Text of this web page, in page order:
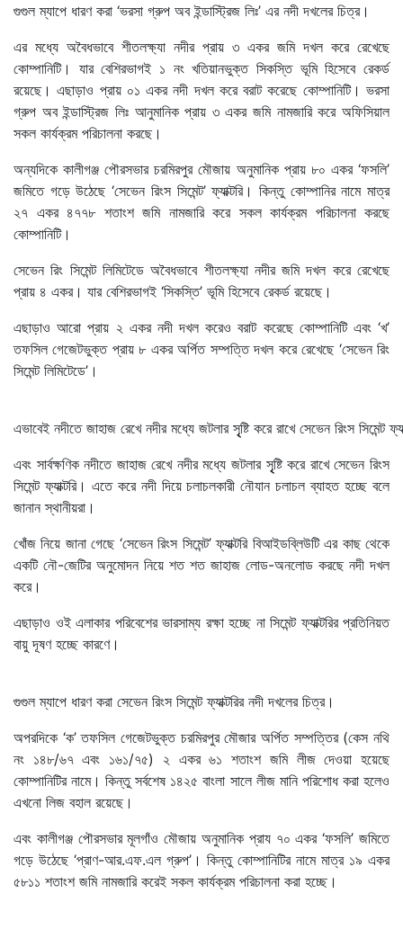
গুগুল ম্যাপে ধারণ করা ‘ভরসা গ্রুপ অব ইন্ডাস্ট্রিজ লিঃ’ এর নদী দখলের চিত্র।
এর মধ্যে অবৈধভাবে শীতলক্ষ্যা নদীর প্রায় ৩ একর জমি দখল করে রেখেছে
কোম্পানিটি। যার বেশিরভাগই ১ নং খতিয়ানভুক্ত সিকস্তি ভূমি হিসেবে রেকর্ড
রয়েছে। এছাড়াও প্রায় ০১ একর নদী দখল করে বরাট করেছে কোম্পানিটি। ভরসা
গ্রুপ অব ইন্ডাস্ট্রিজ লিঃ আনুমানিক প্রায় ৩ একর জমি নামজারি করে অফিসিয়াল
সকল কার্যক্রম পরিচালনা করছে।
অন্যদিকে কালীগঞ্জ পৌরসভার চরমিরপুর মৌজায় অনুমানিক প্রায় ৮০ একর ‘ফসলি’
জমিতে গড়ে উঠেছে ‘সেভেন রিংস সিমেন্ট’ ফ্যাক্টরি। কিন্তু কোম্পানির নামে মাত্র
২৭ একর ৪৭৭৮ শতাংশ জমি নামজারি করে সকল কার্যক্রম পরিচালনা করছে
কোম্পানিটি।
সেভেন রিং সিমেন্ট লিমিটেডে অবৈধভাবে শীতলক্ষ্যা নদীর জমি দখল করে রেখেছে
প্রায় ৪ একর। যার বেশিরভাগই ‘সিকস্তি’ ভূমি হিসেবে রেকর্ড রয়েছে।
এছাড়াও আরো প্রায় ২ একর নদী দখল করেও বরাট করেছে কোম্পানিটি এবং ‘খ’
তফসিল গেজেটভুক্ত প্রায় ৮ একর অর্পিত সম্পত্তি দখল করে রেখেছে ‘সেভেন রিং
সিমেন্ট লিমিটেডে’।
এভাবেই নদীতে জাহাজ রেখে নদীর মধ্যে জটলার সৃৃৃষ্টি করে রাখে সেভেন রিংস সিমেন্ট
এবং সার্বক্ষণিক নদীতে জাহাজ রেখে নদীর মধ্যে জটলার সৃৃৃষ্টি করে রাখে সেভেন রিংস
সিমেন্ট ফ্যাক্টরি। এতে করে নদী দিয়ে চলাচলকারী নৌযান চলাচল ব্যাহত হচ্ছে বলে
জানান স্থানীয়রা।
খোঁজ নিয়ে জানা গেছে ‘সেভেন রিংস সিমেন্ট’ ফ্যাক্টরি বিআইডব্লিউটি এর কাছ থেকে
একটি নৌ-জেটির অনুমোদন নিয়ে শত শত জাহাজ লোড-অনলোড করছে নদী দখল
করে।
এছাড়াও ওই এলাকার পরিবেশের ভারসাম্য রক্ষা হচ্ছে না সিমেন্ট ফ্যাক্টরির প্রতিনিয়ত
বায়ু দূষণ হচ্ছে কারণে।
গুগুল ম্যাপে ধারণ করা সেভেন রিংস সিমেন্ট ফ্যাক্টরির নদী দখলের চিত্র।
অপরদিকে ‘ক’ তফসিল গেজেটভুক্ত চরমিরপুর মৌজার অর্পিত সম্পত্তির (কেস নথি
নং ১৪৮/৬৭ এবং ১৬১/৭৫) ২ একর ৬১ শতাংশ জমি লীজ দেওয়া হয়েছে
কোম্পানিটির নামে। কিন্তু সর্বশেষ ১৪২৫ বাংলা সালে লীজ মানি পরিশোধ করা হলেও
এখনো লিজ বহাল রয়েছে।
এবং কালীগঞ্জ পৌরসভার মূলগাঁও মৌজায় অনুমানিক প্রায ৭০ একর ‘ফসলি’ জমিতে
গড়ে উঠেছে ‘প্রাণ-আর.এফ.এল গ্রুপ’। কিন্তু কোম্পানিটির নামে মাত্র ১৯ একর
৫৮১১ শতাংশ জমি নামজারি করেই সকল কার্যক্রম পরিচালনা করা হচ্ছে।